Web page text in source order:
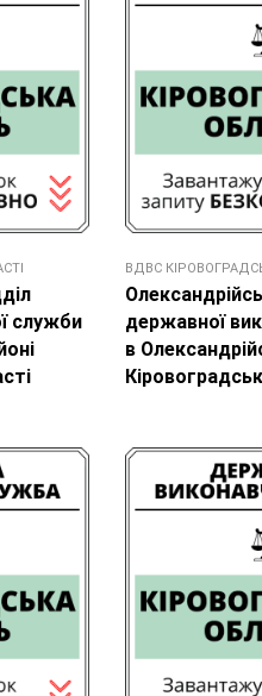
служби
ВДВС
державної
в